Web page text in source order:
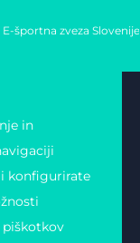
E-športna zveza Slovenije
tretjih
seje, da bi
in
konfigurirate
piškotkov